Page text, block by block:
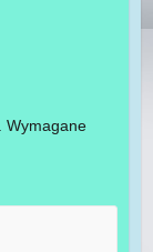
Wymagane